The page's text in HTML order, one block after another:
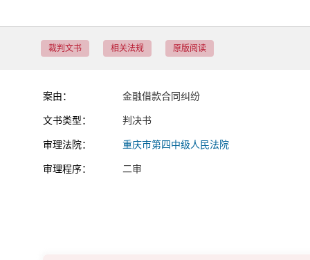
裁判文书 相关法规 原版阅读
案由： 金融借款合同纠纷
文书类型： 判决书
审理法院： 重庆市第四中级人民法院
审理程序： 二审